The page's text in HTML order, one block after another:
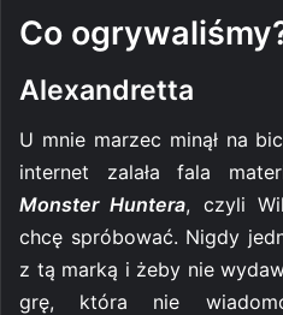
Co
Alexandretta
U mnie marzec minął na
internet zalała fala
Monster Huntera, czyli
chcę spróbować. Nigdy
z tą marką i żeby nie
grę, która nie